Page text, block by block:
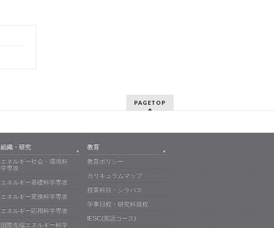
PAGETOP
組織・研究
エネルギー社会・環境科
学専攻
エネルギー基礎科学専攻
エネルギー変換科学専攻
エネルギー応用科学専攻
国際先端エネルギー科学
教育
教育ポリシー
カリキュラムマップ
授業科目・シラバス
学事日程・研究科規程
IESC(英語コース)